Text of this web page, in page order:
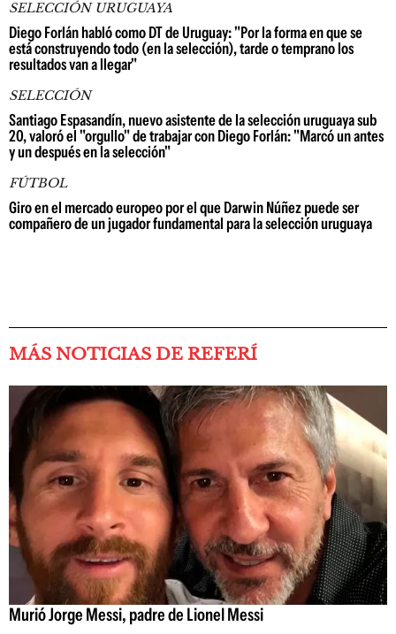
SELECCIÓN URUGUAYA
Diego Forlán habló como DT de Uruguay: "Por la forma en que se
está construyendo todo (en la selección), tarde o temprano los
resultados van a llegar"
SELECCIÓN
Santiago Espasandín, nuevo asistente de la selección uruguaya sub
20, valoró el "orgullo" de trabajar con Diego Forlán: "Marcó un antes
y un después en la selección"
FÚTBOL
Giro en el mercado europeo por el que Darwin Núñez puede ser
compañero de un jugador fundamental para la selección uruguaya
MÁS NOTICIAS DE REFERÍ
Murió Jorge Messi, padre de Lionel Messi